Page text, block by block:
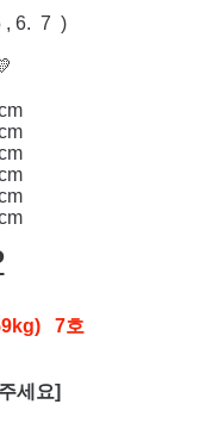
, 6. 7 )
7호
세요]